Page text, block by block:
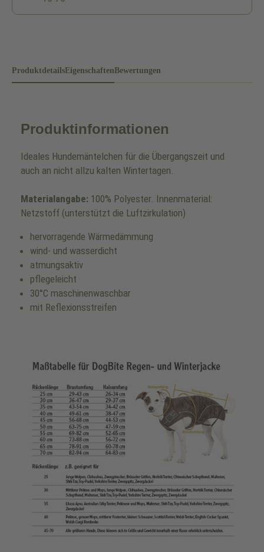
ProduktdetailsEigenschaftenBewertungen
Produktinformationen
Ideales Hundemäntelchen für die Übergangszeit und
auch an nicht allzu kalten Wintertagen.
Materialangabe: 100% Polyester. Innenmaterial:
Netzstoff (unterstützt die Luftzirkulation)
hervorragende Wärmedämmung
wind- und wasserdicht
atmungsaktiv
pflegeleicht
30°C maschinenwaschbar
mit Reflexionsstreifen